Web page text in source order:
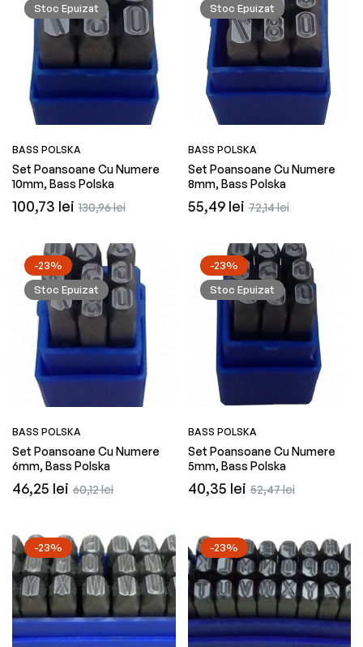
Stoc Epuizat
BASS POLSKA
Set Poansoane Cu Numere
10mm, Bass Polska
Preț
100,73 lei Preț
130,96 lei
Stoc Epuizat
BASS POLSKA
Set Poansoane Cu Numere
8mm, Bass Polska
Preț
55,49 leiPreț
72,14 lei
-23%
Stoc Epuizat
BASS POLSKA
Set Poansoane Cu Numere
6mm, Bass Polska
Preț
46,25 lei Preț
60,12 lei
-23%
Stoc Epuizat
BASS POLSKA
Set Poansoane Cu Numere
5mm, Bass Polska
Preț
40,35 leiPreț
52,47 lei
-23% -23%